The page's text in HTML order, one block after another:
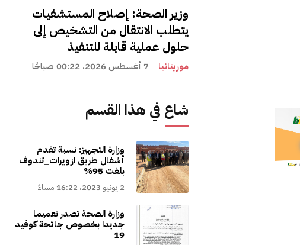
وزير الصحة: إصلاح المستشفيات
يتطلب الانتقال من التشخيص إلى
حلول عملية قابلة للتنفيذ
موريتانيا 7 أغسطس 2026، 00:22 صباحًا
شاع في هذا القسم
وزارة التجهيز: نسبة تقدم
أشغال طريق ازويرات_تندوف
بلغت 95%
2 يونيو 2023، 16:22 مساءً
وزارة الصحة تصدر تعميما
جديدا بخصوص جائحة كوفيد
19